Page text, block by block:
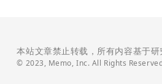
本站文章禁止转载，所有内容基于
© 2023, Memo, Inc. All Rights